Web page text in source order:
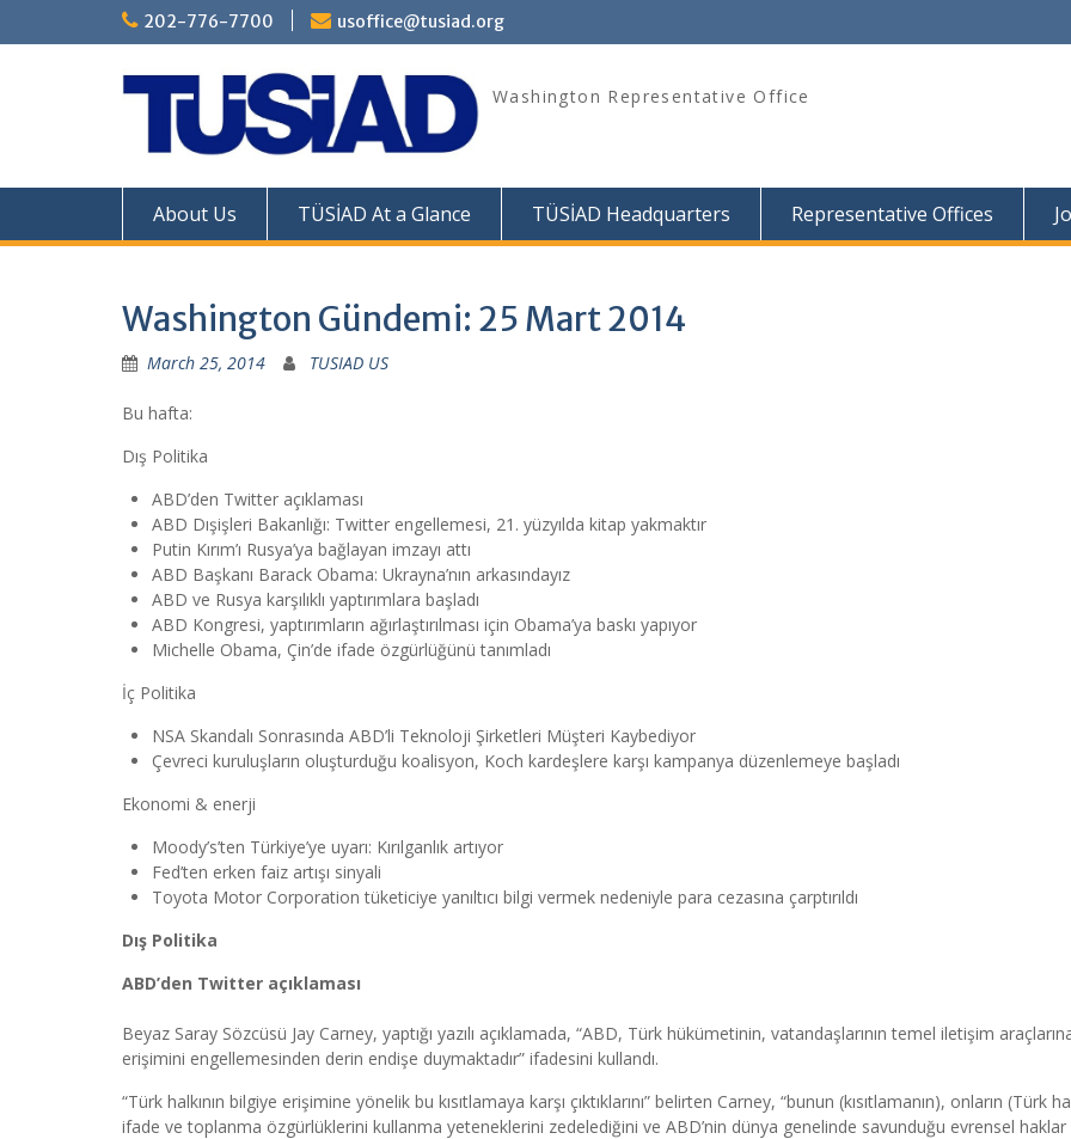
202-776-7700 usoffice@tusiad.org
Washington Representative Office
About Us TÜSİAD At a Glance TÜSİAD Headquarters Representative Offices
Washington Gündemi: 25 Mart 2014
March 25, 2014 TUSIAD US
Bu hafta:
Dış Politika
ABD’den Twitter açıklaması
ABD Dışişleri Bakanlığı: Twitter engellemesi, 21. yüzyılda kitap yakmaktır
Putin Kırım’ı Rusya’ya bağlayan imzayı attı
ABD Başkanı Barack Obama: Ukrayna’nın arkasındayız
ABD ve Rusya karşılıklı yaptırımlara başladı
ABD Kongresi, yaptırımların ağırlaştırılması için Obama’ya baskı yapıyor
Michelle Obama, Çin’de ifade özgürlüğünü tanımladı
İç Politika
NSA Skandalı Sonrasında ABD’li Teknoloji Şirketleri Müşteri Kaybediyor
Çevreci kuruluşların oluşturduğu koalisyon, Koch kardeşlere karşı kampanya düzenlemeye başladı
Ekonomi & enerji
Moody’s’ten Türkiye’ye uyarı: Kırılganlık artıyor
Fed’ten erken faiz artışı sinyali
Toyota Motor Corporation tüketiciye yanıltıcı bilgi vermek nedeniyle para cezasına çarptırıldı
Dış Politika
ABD’den Twitter açıklaması
Beyaz Saray Sözcüsü Jay Carney, yaptığı yazılı açıklamada, “ABD, Türk hükümetinin, vatandaşlarının temel iletişim
erişimini engellemesinden derin endişe duymaktadır” ifadesini kullandı.
“Türk halkının bilgiye erişimine yönelik bu kısıtlamaya karşı çıktıklarını” belirten Carney, “bunun (kısıtlamanın), onların (Türk
ifade ve toplanma özgürlüklerini kullanma yeteneklerini zedelediğini ve ABD’nin dünya genelinde savunduğu evrensel haklar